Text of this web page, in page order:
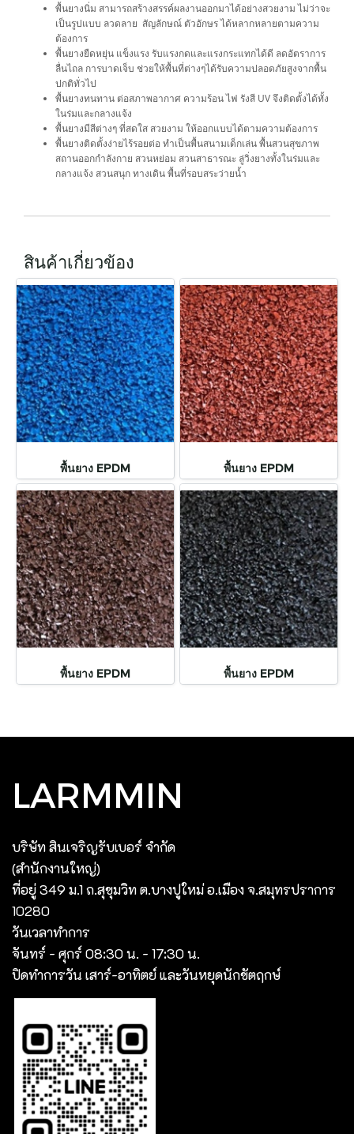
พื้นยางนิ่ม สามารถสร้างสรรค์ผลงานออกมาได้อย่างสวยงาม ไม่ว่าจะ
เป็นรูปแบบ ลวดลาย สัญลักษณ์ ตัวอักษร ได้หลากหลายตามความ
ต้องการ
พื้นยางยืดหยุ่น แข็งแรง รับแรงกดและแรงกระแทกได้ดี ลดอัตราการ
ลื่นไถล การบาดเจ็บ ช่วยให้พื้นที่ต่างๆได้รับความปลอดภัยสูงจากพื้น
ปกติทั่วไป
พื้นยางทนทาน ต่อสภาพอากาศ ความร้อน ไฟ รังสี UV จึงติดตั้งได้ทั้ง
ในร่มและกลางแจ้ง
พื้นยางมีสีต่างๆ ที่สดใส สวยงาม ให้ออกแบบได้ตามความต้องการ
พื้นยางติดตั้งง่ายไร้รอยต่อ ทำเป็นพื้นสนามเด็กเล่น พื้นสวนสุขภาพ
สถานออกกำลังกาย สวนหย่อม สวนสาธารณะ ลู่วิ่งยางทั้งในร่มและ
กลางแจ้ง สวนสนุก ทางเดิน พื้นที่รอบสระว่ายน้ำ
สินค้าเกี่ยวข้อง
พื้นยาง EPDM พื้นยาง EPDM
พื้นยาง EPDM พื้นยาง EPDM
LARMMIN
บริษัท สินเจริญรับเบอร์ จํากัด
(สํานักงานใหญ่)
ที่อยู่ 349 ม.1 ถ.สุขุมวิท ต.บางปูใหม่ อ.เมือง จ.สมุทรปราการ
10280
วันเวลาทำการ
จันทร์ - ศุกร์ 08:30 น. - 17:30 น.
ปิดทำการวัน เสาร์-อาทิตย์ และวันหยุดนักขัตฤกษ์